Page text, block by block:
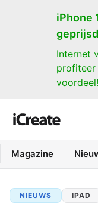
iPhone
geprijsd
Internet
profiteer
voordeel!
Magazine
NIEUWS IPAD